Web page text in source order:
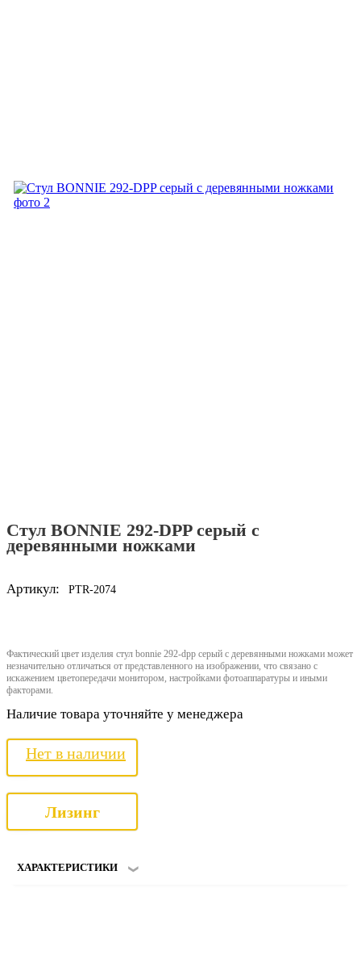
Стул BONNIE 292-DPP серый с
деревянными ножками
Артикул: PTR-2074
Фактический цвет изделия стул bonnie 292-dpp серый с деревянными ножками может
незначительно отличаться от представленного на изображении, что связано с
искажением цветопередачи монитором, настройками фотоаппаратуры и иными
факторами.
Наличие товара уточняйте у менеджера
Нет в наличии
Лизинг
ХАРАКТЕРИСТИКИ